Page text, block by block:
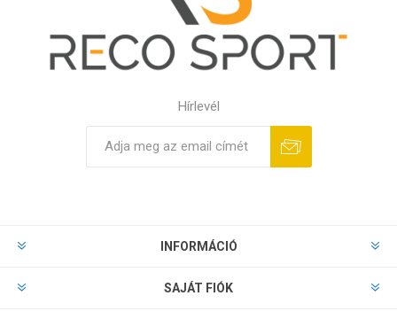
Hírlevél
INFORMÁCIÓ
SAJÁT FIÓK